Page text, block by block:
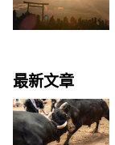
最新文章